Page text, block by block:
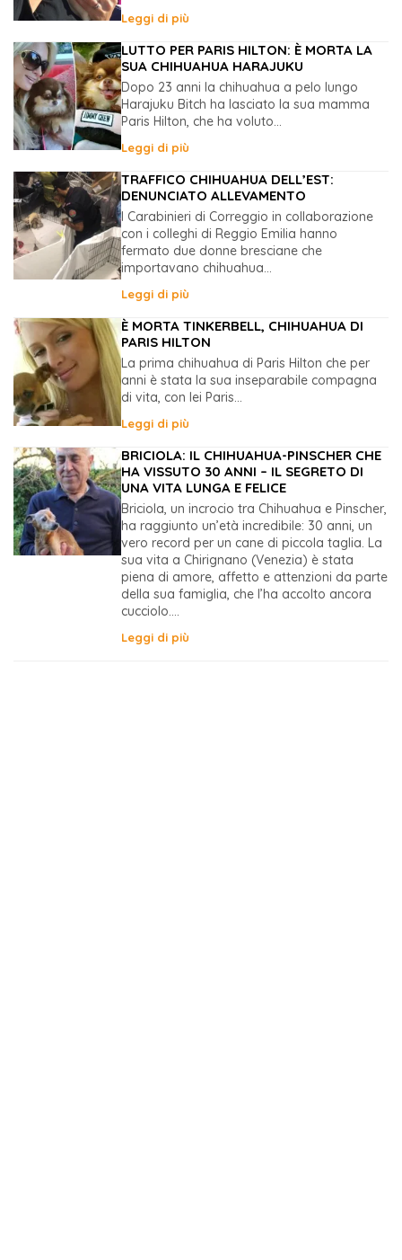
Leggi di più
LUTTO PER PARIS HILTON: È MORTA LA
SUA CHIHUAHUA HARAJUKU
Dopo 23 anni la chihuahua a pelo lungo
Harajuku Bitch ha lasciato la sua mamma
Paris Hilton, che ha voluto...
Leggi di più
TRAFFICO CHIHUAHUA DELL’EST:
DENUNCIATO ALLEVAMENTO
I Carabinieri di Correggio in collaborazione
con i colleghi di Reggio Emilia hanno
fermato due donne bresciane che
importavano chihuahua...
Leggi di più
È MORTA TINKERBELL, CHIHUAHUA DI
PARIS HILTON
La prima chihuahua di Paris Hilton che per
anni è stata la sua inseparabile compagna
di vita, con lei Paris...
Leggi di più
BRICIOLA: IL CHIHUAHUA-PINSCHER CHE
HA VISSUTO 30 ANNI – IL SEGRETO DI
UNA VITA LUNGA E FELICE
Briciola, un incrocio tra Chihuahua e Pinscher,
ha raggiunto un’età incredibile: 30 anni, un
vero record per un cane di piccola taglia. La
sua vita a Chirignano (Venezia) è stata
piena di amore, affetto e attenzioni da parte
della sua famiglia, che l’ha accolto ancora
cucciolo....
Leggi di più